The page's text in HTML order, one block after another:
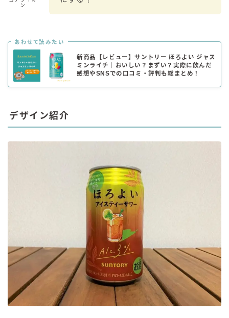
ン
あわせて読みたい
新商品【レビュー】サントリー ほろよい ジャス
ミンライチ｜おいしい？まずい？実際に飲んだ
感想やSNSでの口コミ・評判も総まとめ！
デザイン紹介